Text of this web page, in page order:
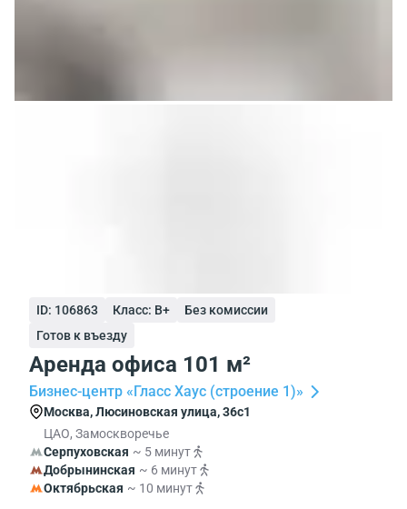
ID: 106863 Класс: B+
Без комиссии
Готов к въезду
Аренда офиса 101 м²
Бизнес-центр «Гласс Хаус (строение 1)»
Москва, Люсиновская улица, 36с1
ЦАО, Замоскворечье
Серпуховская ~ 5 минут
Добрынинская ~ 6 минут
Октябрьская ~ 10 минут